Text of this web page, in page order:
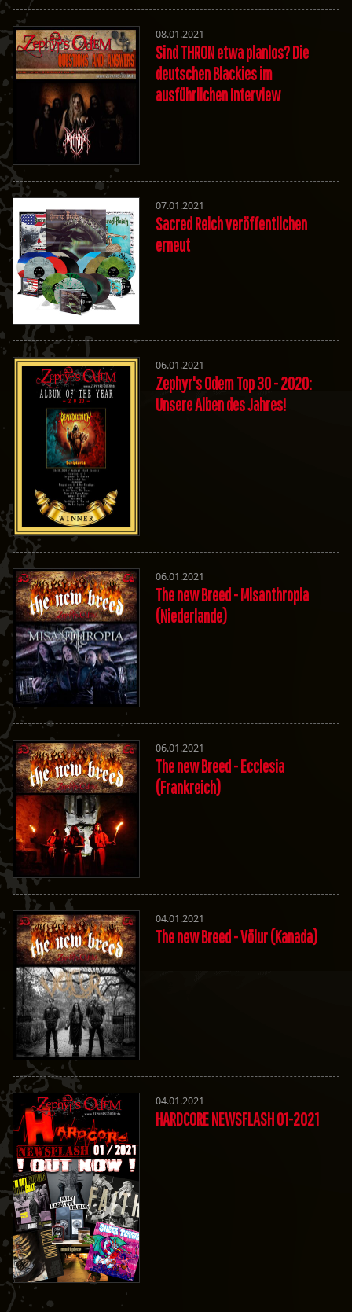
08.01.2021
Sind THRON etwa planlos? Die
deutschen Blackies im
ausführlichen Interview
07.01.2021
Sacred Reich veröffentlichen
erneut
06.01.2021
Zephyr's Odem Top 30 - 2020:
Unsere Alben des Jahres!
06.01.2021
The new Breed - Misanthropia
(Niederlande)
06.01.2021
The new Breed - Ecclesia
(Frankreich)
04.01.2021
The new Breed - Völur (Kanada)
04.01.2021
HARDCORE NEWSFLASH 01-2021